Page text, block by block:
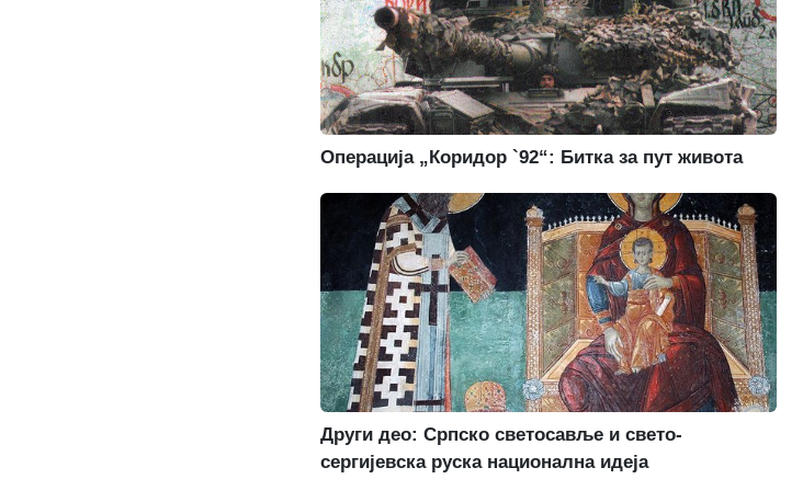
Операција „Коридор `92“: Битка за пут живота
Други део: Српско светосавље и свето-
сергијевска руска национална идеја